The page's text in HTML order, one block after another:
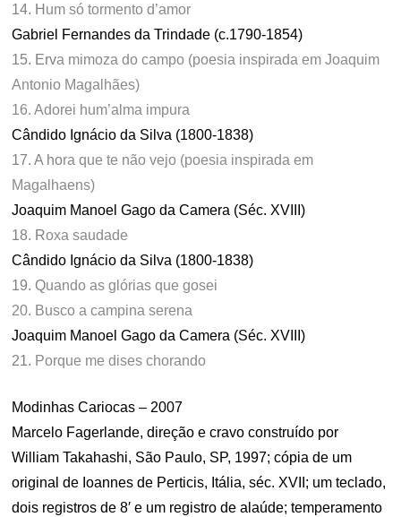
14. H um só tormento d’amor
Gabriel Fernandes da Trindade (c.1790-1854)
15. Erva mimoza do campo (poesia inspirada em Joaquim
Antonio Magalhães)
16. Adorei hum’alma impura
Cândido Ignácio da Silva (1800-1838)
17.A hora que te não vejo (poesia inspirada em
Magalhaens)
Joaquim Manoel Gago da Camera (Séc. XVIII)
18. Roxa saudade
Cândido Ignácio da Silva (1800-1838)
19.Quando as glórias que gosei
20. Busco a campina serena
Joaquim Manoel Gago da Camera (Séc. XVIII)
21. Porque me dises chorando
Modinhas Cariocas – 2007
Marcelo Fagerlande, direção e cravo construído por
William Takahashi, São Paulo, SP, 1997; cópia de um
original de Ioannes de Perticis, Itália, séc. XVII; um teclado,
dois registros de 8′ e um registro de alaúde; temperamento